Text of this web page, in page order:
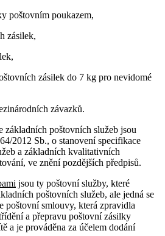
poštovním poukazem,
zásilek,
zásilek do 7 kg pro nevidomé
závazků.
základních poštovních služeb jsou
2012 Sb., o stanovení specifikace
a základních kvalitativních
ve znění pozdějších předpisů.
jsou ty poštovní služby, které
poštovních služeb, ale jedná se
poštovní smlouvy, která zpravidla
a přepravu poštovní zásilky
a je prováděna za účelem dodání